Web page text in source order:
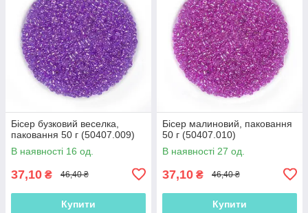
Бісер бузковий веселка,
паковання 50 г (50407.009)
В наявності 16 од.
37,10 ₴ 46,40 ₴
Купити
Бісер малиновий, паковання
50 г (50407.010)
В наявності 27 од.
37,10 ₴ 46,40 ₴
Купити